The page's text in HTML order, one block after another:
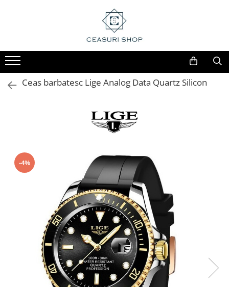
Ceas barbatesc Lige Analog Data Quartz Silicon
-4%